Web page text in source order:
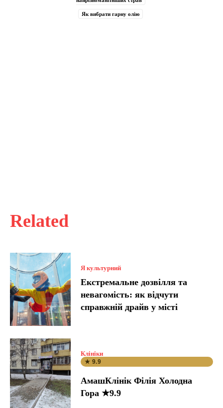
Related
Я культурний
Екстремальне дозвілля та
невагомість: як відчути
справжній драйв у місті
Клініки
★ 9.9
АмашКлінік Філія Холодна
Гора ★9.9
Як вибрати гарну олію